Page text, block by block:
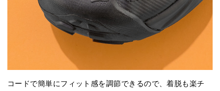
コードで簡単にフィット感を調節できるので、着脱も楽チ